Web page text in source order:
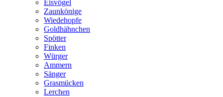
Eisvögel
Zaunkönige
Wiedehopfe
Goldhähnchen
Spötter
Finken
Würger
Ammern
Sänger
Grasmücken
Lerchen